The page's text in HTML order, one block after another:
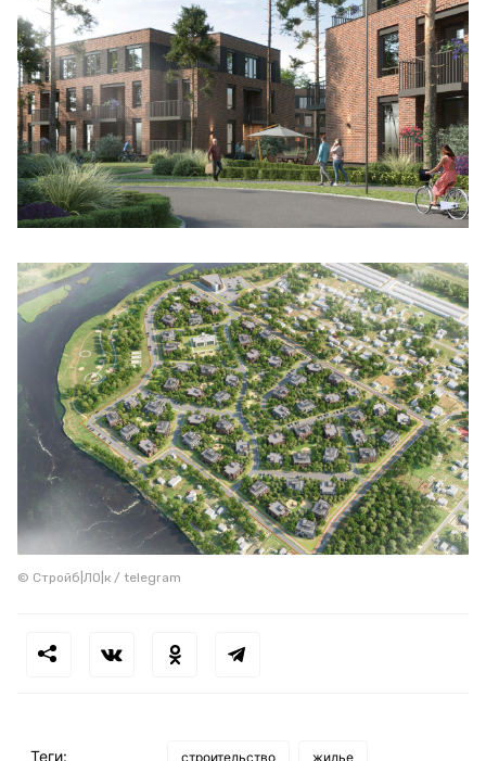
© Стройб|ЛО|к / telegram
Теги: строительство жилье